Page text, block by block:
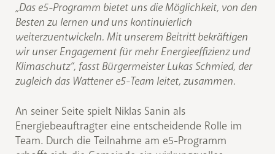
„Das e5-Programm bietet uns die Möglichkeit, von den
Besten zu lernen und uns kontinuierlich
weiterzuentwickeln. Mit unserem Beitritt bekräftigen
wir unser Engagement für mehr Energieeffizienz und
Klimaschutz“, fasst Bürgermeister Lukas Schmied, der
zugleich das Wattener e5-Team leitet, zusammen.
An seiner Seite spielt Niklas Sanin als
Energiebeauftragter eine entscheidende Rolle im
Team. Durch die Teilnahme am e5-Programm